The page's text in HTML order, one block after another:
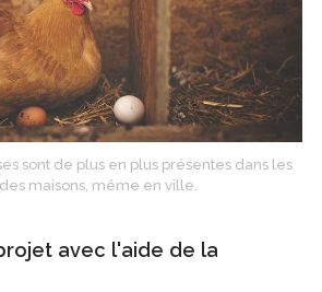
sont de plus en plus présentes dans les
maisons, même en ville.
avec l'aide de la